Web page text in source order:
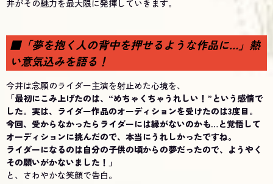
井がその魅力を最大限に発揮していきます。
■「夢を抱く人の背中を押せるような作品に…」熱
い意気込みを語る！
今井は念願のライダー主演を射止めた心境を、
「最初にこみ上げたのは、“めちゃくちゃうれしい！”という感情で
した。実は、ライダー作品のオーディションを受けたのは3度目。
今回、受からなかったらライダーには縁がないのかも…と覚悟して
オーディションに挑んだので、本当にうれしかったですね。
ライダーになるのは自分の子供の頃からの夢だったので、ようやく
その願いがかないました！」
と、さわやかな笑顔で告白。